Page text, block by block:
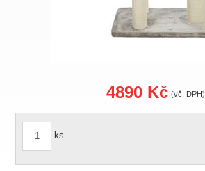
4890 Kč (vč. DPH)
ks